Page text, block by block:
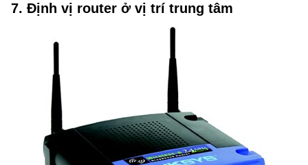
7. Định vị router ở vị trí trung tâm